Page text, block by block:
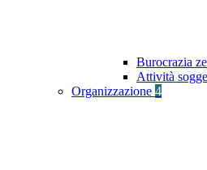
Burocrazia
Attività
Organizzazione 4